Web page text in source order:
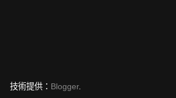
技術提供： Blogger.